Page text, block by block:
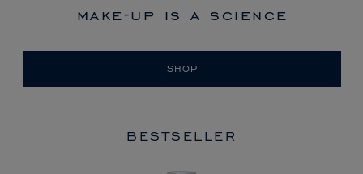
make-up is a science
SHOP
BESTSELLER